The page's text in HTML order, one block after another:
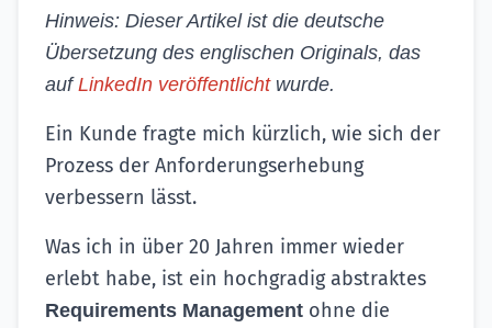
Hinweis: Dieser Artikel ist die deutsche
Übersetzung des englischen Originals, das
aufLinkedIn veröffentlichtwurde.
Ein Kunde fragte mich kürzlich, wie sich der
Prozess der Anforderungserhebung
verbessern lässt.
Was ich in über 20 Jahren immer wieder
erlebt habe, ist ein hochgradig abstraktes
Requirements Management ohne die